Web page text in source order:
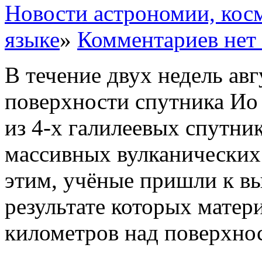
Новости астрономии,
языке» Комментариев нет
В течение двух недель
поверхности спутника
из 4-х галилеевых
массивных
этим, учёные пришли к
результате которых
километров над